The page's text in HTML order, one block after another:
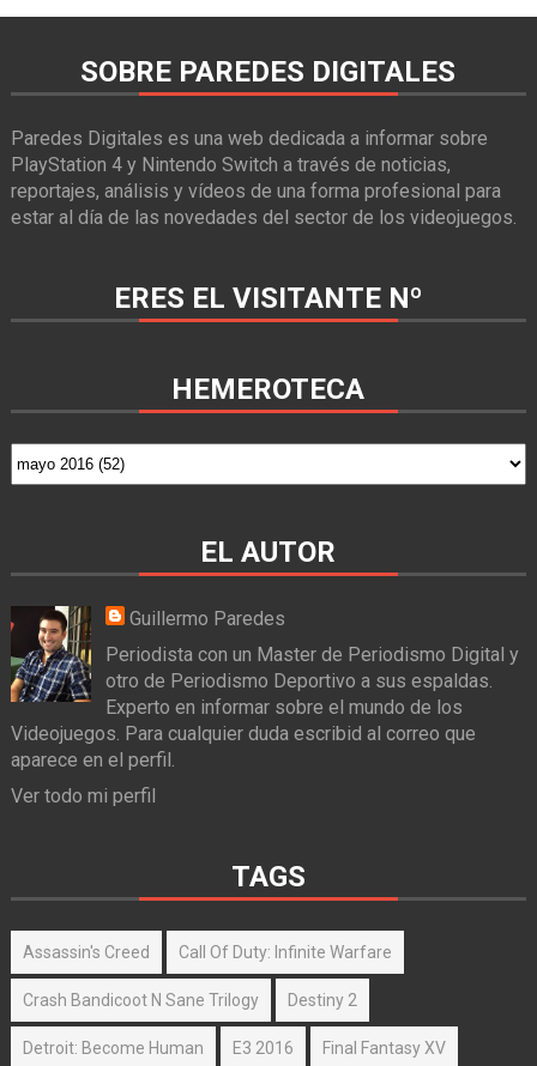
SOBRE PAREDES DIGITALES
Paredes Digitales es una web dedicada a informar sobre
PlayStation 4 y Nintendo Switch a través de noticias,
reportajes, análisis y vídeos de una forma profesional para
estar al día de las novedades del sector de los videojuegos.
ERES EL VISITANTE Nº
HEMEROTECA
EL AUTOR
Guillermo Paredes
Periodista con un Master de Periodismo Digital y
otro de Periodismo Deportivo a sus espaldas.
Experto en informar sobre el mundo de los
Videojuegos. Para cualquier duda escribid al correo que
aparece en el perfil.
Ver todo mi perfil
TAGS
Assassin's Creed Call Of Duty: Infinite Warfare
Crash Bandicoot N Sane Trilogy Destiny 2
Detroit: Become Human E3 2016 Final Fantasy XV